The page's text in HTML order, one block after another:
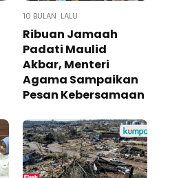
10 BULAN LALU
Ribuan Jamaah
Padati Maulid
Akbar, Menteri
Agama Sampaikan
Pesan Kebersamaan